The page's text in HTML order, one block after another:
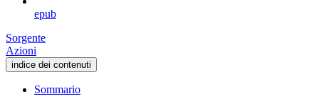
epub
Sorgente
Azioni
indice dei contenuti
Sommario